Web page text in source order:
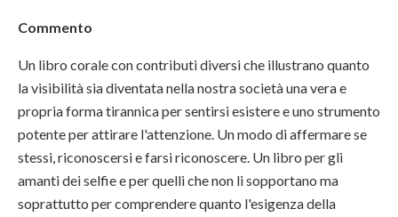
Commento
Un libro corale con contributi diversi che illustrano quanto
la visibilità sia diventata nella nostra società una vera e
propria forma tirannica per sentirsi esistere e uno strumento
potente per attirare l'attenzione. Un modo di affermare se
stessi, riconoscersi e farsi riconoscere. Un libro per gli
amanti dei selfie e per quelli che non li sopportano ma
soprattutto per comprendere quanto l'esigenza della